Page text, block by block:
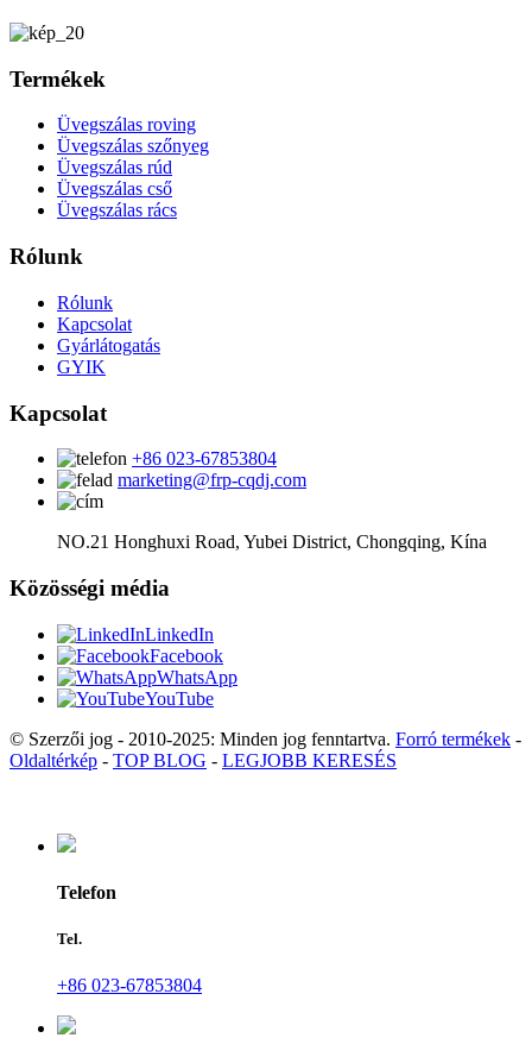
Termékek
Üvegszálas roving
Üvegszálas szőnyeg
Üvegszálas rúd
Üvegszálas cső
Üvegszálas rács
Rólunk
Rólunk
Kapcsolat
Gyárlátogatás
GYIK
Kapcsolat
+86 023-67853804
marketing@frp-cqdj.com
NO.21 Honghuxi Road, Yubei District, Chongqing, Kína
Közösségi média
LinkedIn
Facebook
WhatsApp
YouTube
© Szerzői jog - 2010-2025: Minden jog fenntartva. Forró termékek -
Oldaltérkép - TOP BLOG - LEGJOBB KERESÉS
Telefon
Tel.
+86 023-67853804